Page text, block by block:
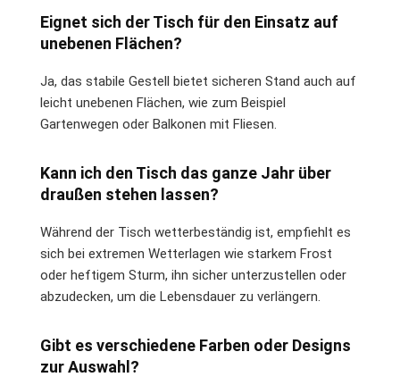
Eignet sich der Tisch für den Einsatz auf
unebenen Flächen?
Ja, das stabile Gestell bietet sicheren Stand auch auf
leicht unebenen Flächen, wie zum Beispiel
Gartenwegen oder Balkonen mit Fliesen.
Kann ich den Tisch das ganze Jahr über
draußen stehen lassen?
Während der Tisch wetterbeständig ist, empfiehlt es
sich bei extremen Wetterlagen wie starkem Frost
oder heftigem Sturm, ihn sicher unterzustellen oder
abzudecken, um die Lebensdauer zu verlängern.
Gibt es verschiedene Farben oder Designs
zur Auswahl?